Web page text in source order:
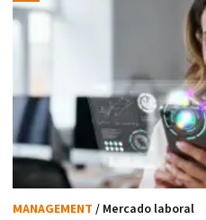
MANAGEMENT / Mercado laboral